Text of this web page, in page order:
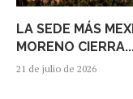
LA SEDE MÁS
MORENO
21 de julio de 2026